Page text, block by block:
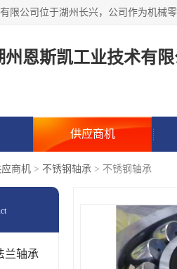
州恩斯凯工业技术有限
供应商机
商机 > 不锈钢轴承 > 不锈钢轴承
兰轴承